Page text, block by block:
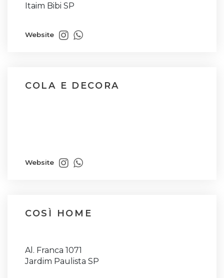
Itaim Bibi SP
Website
COLA E DECORA
Website
COSÌ HOME
Al. Franca 1071
Jardim Paulista SP